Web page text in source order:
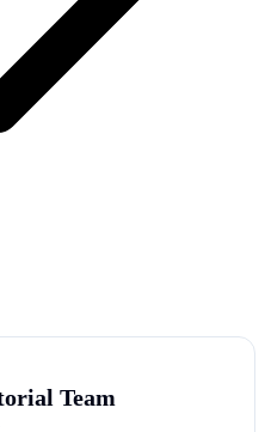
Team